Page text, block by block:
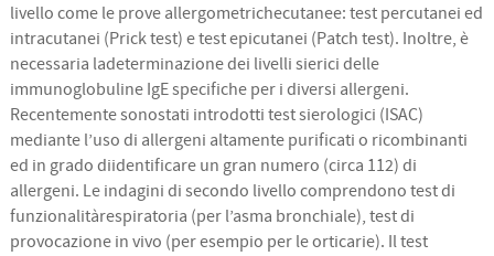
livello come le prove allergometrichecutanee: test percutanei ed
intracutanei (Prick test) e test epicutanei (Patch test). Inoltre, è
necessaria ladeterminazione dei livelli sierici delle
immunoglobuline IgE specifiche per i diversi allergeni.
Recentemente sonostati introdotti test sierologici (ISAC)
mediante l’uso di allergeni altamente purificati o ricombinanti
ed in grado diidentificare un gran numero (circa 112) di
allergeni. Le indagini di secondo livello comprendono test di
funzionalitàrespiratoria (per l’asma bronchiale), test di
provocazione in vivo (per esempio per le orticarie). Il test